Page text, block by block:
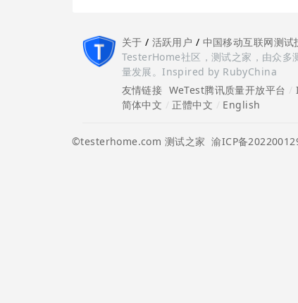
关于 / 活跃用户 / 中国移动互联网测试
TesterHome社区，测试之家，由众多
量发展。Inspired by RubyChina
友情链接 WeTest腾讯质量开放平台
简体中文
正體中文 English
©testerhome.com 测试之家 渝ICP备